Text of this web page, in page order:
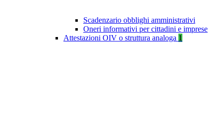
Scadenzario obblighi amministrativi
Oneri informativi per cittadini e imprese
Attestazioni OIV o struttura analoga 1